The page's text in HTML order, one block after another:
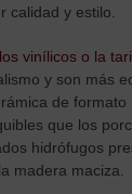
calidad y estilo.
vinílicos o la
y son más
de formato
que los
hidrófugos
madera maciza.